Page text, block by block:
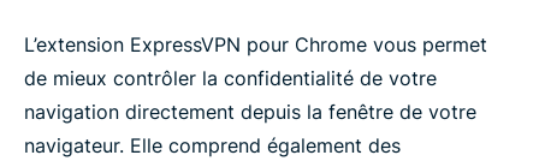
L’extension ExpressVPN pour Chrome vous permet
de mieux contrôler la confidentialité de votre
navigation directement depuis la fenêtre de votre
navigateur. Elle comprend également des